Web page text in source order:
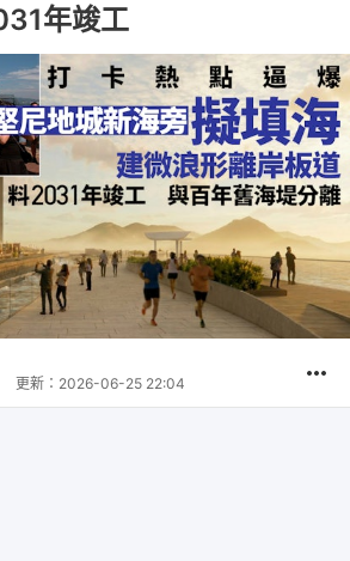
年竣工
更新： 2026-06-25 22:04